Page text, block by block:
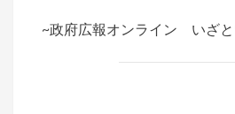
~政府広報オンライン いざ